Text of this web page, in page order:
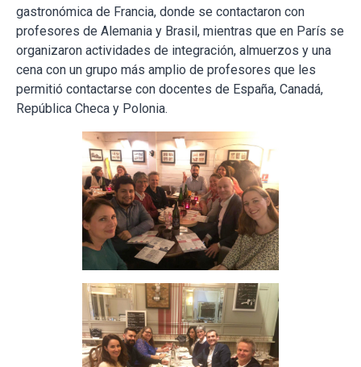
gastronómica de Francia, donde se contactaron con
profesores de Alemania y Brasil, mientras que en París se
organizaron actividades de integración, almuerzos y una
cena con un grupo más amplio de profesores que les
permitió contactarse con docentes de España, Canadá,
República Checa y Polonia.